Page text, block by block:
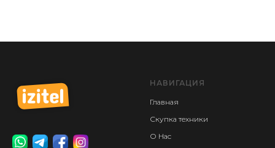
НАВИГАЦИЯ
Главная
Скупка техники
О Нас